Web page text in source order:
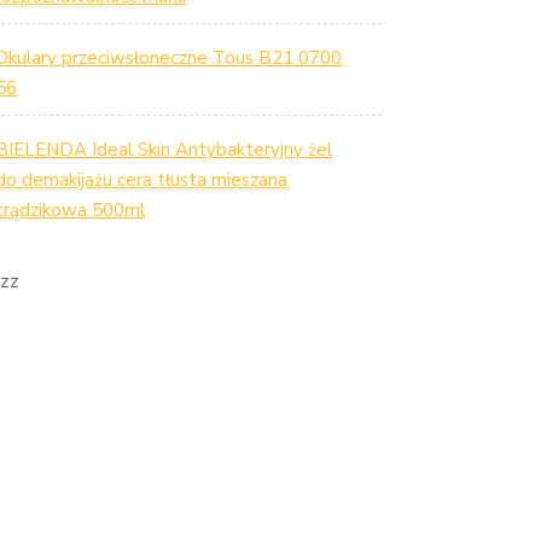
przeciwsłoneczne Tous B21 0700
Ideal Skin Antybakteryjny żel
demakijażu cera tłusta mieszana
500ml